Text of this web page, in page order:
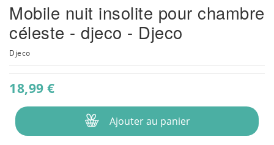
Mobile nuit insolite pour chambre
céleste - djeco - Djeco
Djeco
18,99 €
Ajouter au panier